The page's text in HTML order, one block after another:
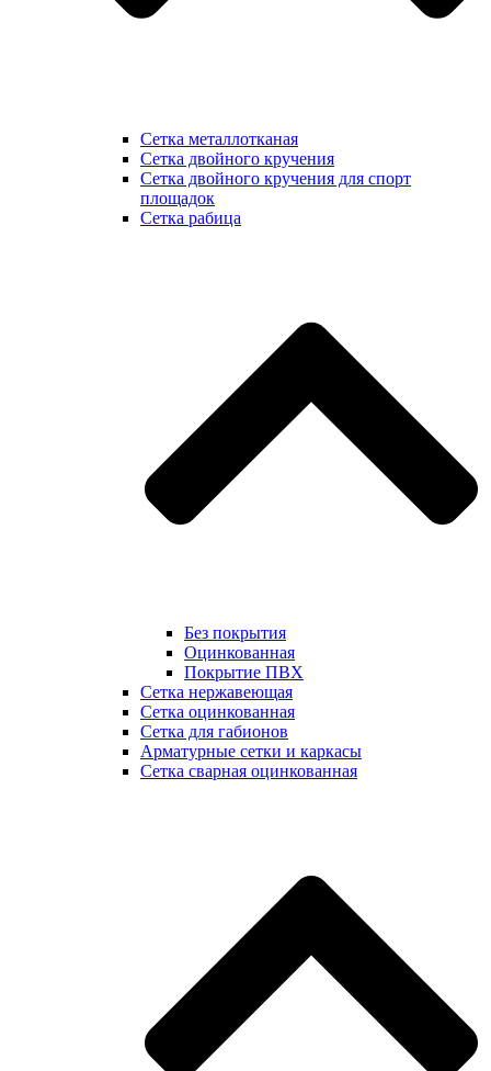
Сетка металлотканая
Сетка двойного кручения
Сетка двойного кручения для спорт
площадок
Сетка рабица
Без покрытия
Оцинкованная
Покрытие ПВХ
Сетка нержавеющая
Сетка оцинкованная
Сетка для габионов
Арматурные сетки и каркасы
Сетка сварная оцинкованная